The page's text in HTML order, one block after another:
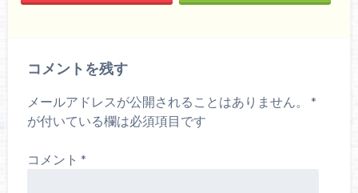
コメントを残す
メールアドレスが公開されることはありません。
*
が付いている欄は必須項目です
コメント *